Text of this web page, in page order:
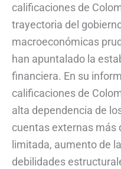
calificaciones de
trayectoria del
macroeconómicas
han apuntalado la
financiera. En su
calificaciones de
alta dependencia de
cuentas externas más
limitada, aumento de
debilidades